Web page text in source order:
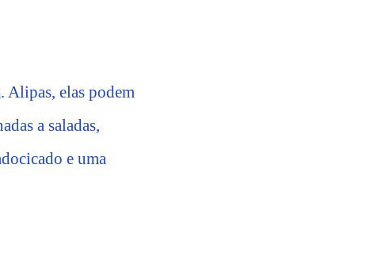
Alipas, elas podem
a saladas,
e uma